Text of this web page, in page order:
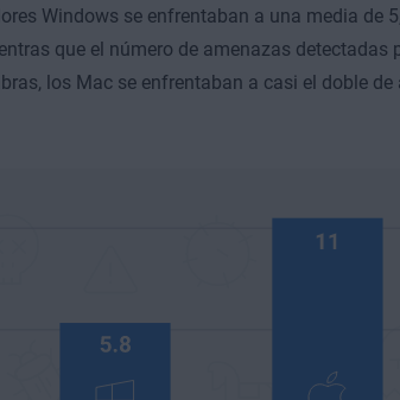
Windows se enfrentaban a una media de
que el número de amenazas detectadas
los Mac se enfrentaban a casi el doble